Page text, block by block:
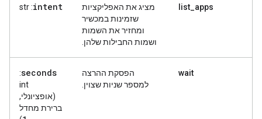
list_apps
מציג את האפליקציות
שזמינות במכשיר
ומחזיר את השמות
ושמות החבילות שלהן.
intent
: str
wait
הפסקת ההרצה
למספר שניות שצוין.
seconds
:
int
(אופציונלי,
ברירת מחדל